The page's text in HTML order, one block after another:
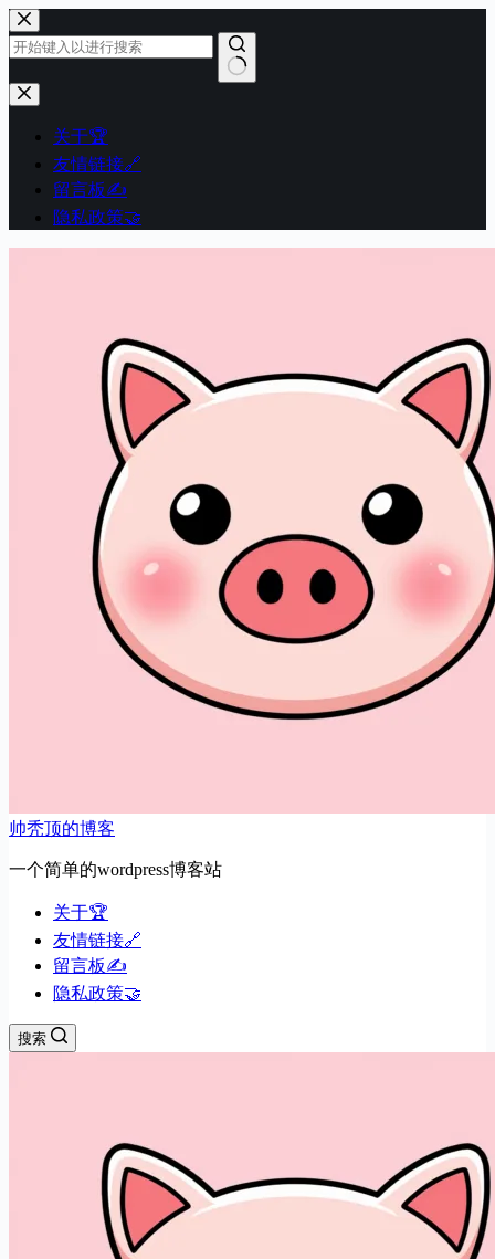
跳
至
内
容
无
关于🏆
友情链接🔗
留言板✍️
隐私政策🤝
帅秃顶的博客
一个简单的wordpress博客站
关于🏆
友情链接🔗
留言板✍️
隐私政策🤝
搜索